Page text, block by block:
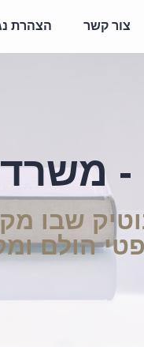
צור קשר הצהרת
- משרד
שבו
הולם